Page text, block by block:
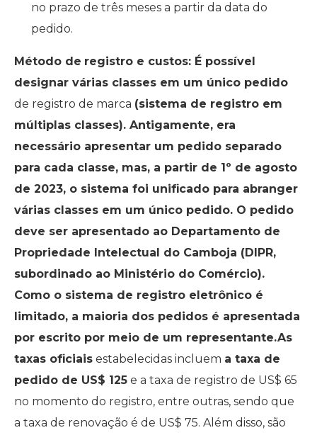
no prazo de três meses a partir da data do
pedido.
Método de registro e custos: É possível
designar várias classes em um único pedido
de registro de marca (sistema de registro em
múltiplas classes). Antigamente, era
necessário apresentar um pedido separado
para cada classe, mas, a partir de 1º de agosto
de 2023, o sistema foi unificado para abranger
várias classes em um único pedido. O pedido
deve ser apresentado ao Departamento de
Propriedade Intelectual do Camboja (DIPR,
subordinado ao Ministério do Comércio).
Como o sistema de registro eletrônico é
limitado, a maioria dos pedidos é apresentada
por escrito por meio de um representante.As
taxas oficiais estabelecidas incluem a taxa de
pedido de US$ 125 e a taxa de registro de US$ 65
no momento do registro, entre outras, sendo que
a taxa de renovação é de US$ 75. Além disso, são